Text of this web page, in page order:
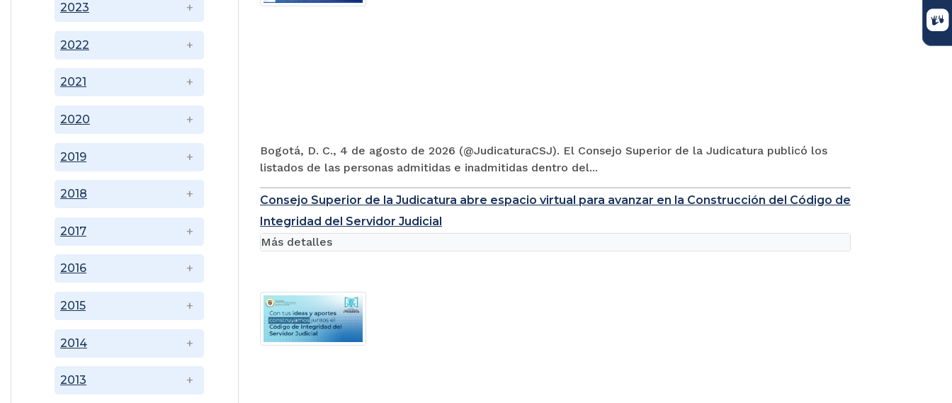
2013
2014
2015
2016
2017
2018
2019
2020
2021
2022
2023
Bogotá, D. C., 4 de agosto de 2026 (@JudicaturaCSJ). El Consejo Superior de la Judicatura publicó los
listados de las personas admitidas e inadmitidas dentro del...
Consejo Superior de la Judicatura abre espacio virtual para avanzar en la Construcción del Código de
Integridad del Servidor Judicial
Más detalles